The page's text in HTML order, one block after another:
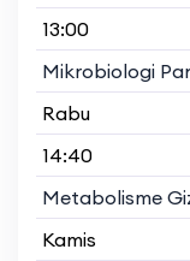
13:00
Mikrobiologi
Rabu
14:40
Metabolisme
Kamis